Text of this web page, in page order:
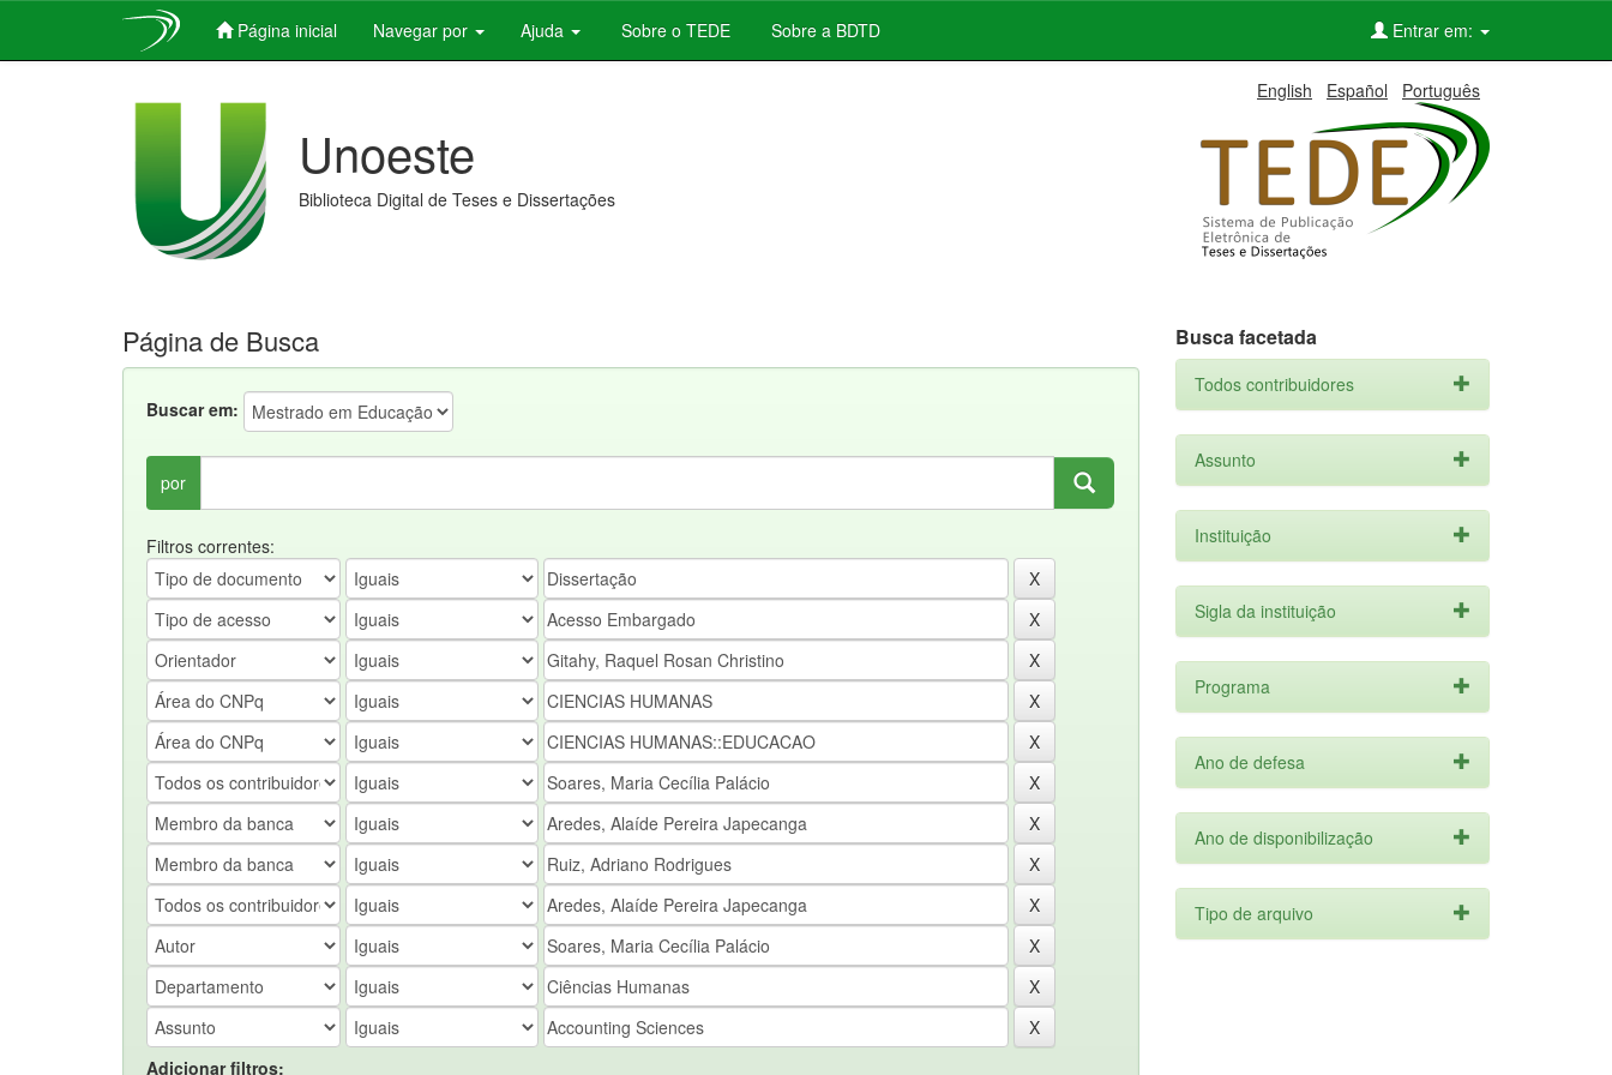
Página inicial Navegar por Ajuda Sobre o TEDE Sobre a BDTD Entrar em:
English Español Português
Unoeste
Biblioteca Digital de Teses e Dissertações
Página de Busca
Buscar em:
por
Filtros correntes:
Adicionar filtros:
Busca facetada
Todos contribuidores
Assunto
Instituição
Sigla da instituição
Programa
Ano de defesa
Ano de disponibilização
Tipo de arquivo